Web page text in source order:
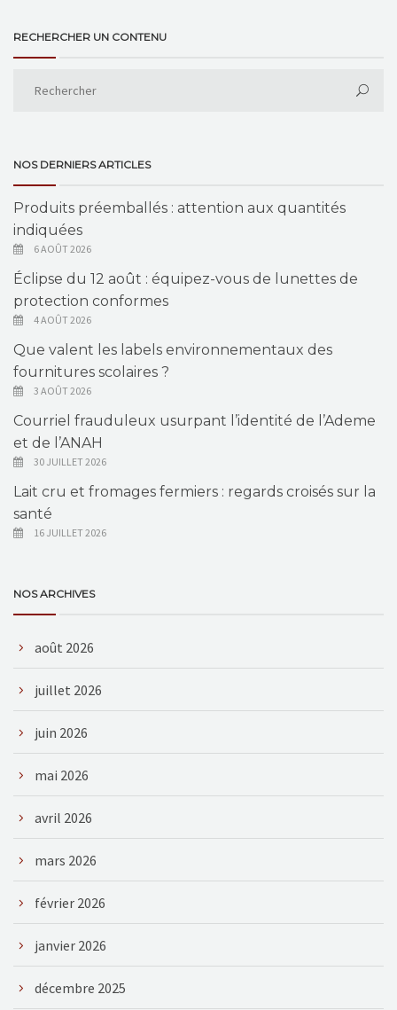
RECHERCHER UN CONTENU
NOS DERNIERS ARTICLES
Produits préemballés : attention aux quantités
indiquées
6 AOÛT 2026
Éclipse du 12 août : équipez-vous de lunettes de
protection conformes
4 AOÛT 2026
Que valent les labels environnementaux des
fournitures scolaires ?
3 AOÛT 2026
Courriel frauduleux usurpant l’identité de l’Ademe
et de l’ANAH
30 JUILLET 2026
Lait cru et fromages fermiers : regards croisés sur la
santé
16 JUILLET 2026
NOS ARCHIVES
août 2026
juillet 2026
juin 2026
mai 2026
avril 2026
mars 2026
février 2026
janvier 2026
décembre 2025